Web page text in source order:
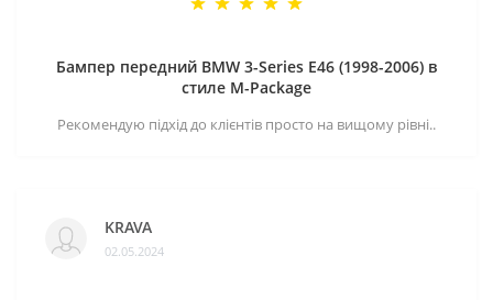
Бампер передний BMW 3-Series E46 (1998-2006) в
стиле M-Package
Рекомендую підхід до клієнтів просто на вищому рівні..
KRAVA
02.05.2024